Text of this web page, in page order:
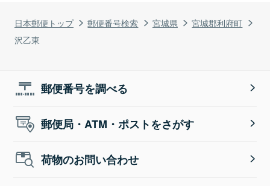
日本郵便トップ 郵便番号検索 宮城県
宮城郡利府町
沢乙東
郵便番号を調べる
郵便局・ATM・ポストをさがす
荷物のお問い合わせ